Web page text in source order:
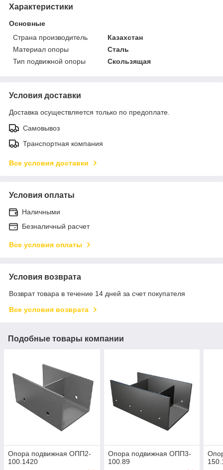
Характеристики
Основные
Страна производитель
Казахстан
Материал опоры
Сталь
Тип подвижной опоры
Скользящая
Условия доставки
Доставка осуществляется только по предоплате.
Самовывоз
Транспортная компания
Все условия доставки
Условия оплаты
Наличными
Безналичный расчет
Все условия оплаты
Условия возврата
Возврат товара в течение 14 дней за счет покупателя
Все условия возврата
Подобные товары компании
Опора подвижная ОПП2-
100.1420
Опора подвижная ОПП3-
100.89